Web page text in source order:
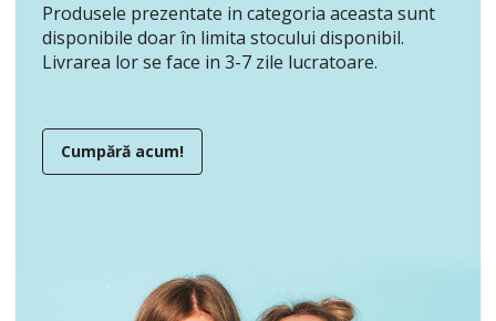
Produsele prezentate in categoria aceasta sunt
disponibile doar în limita stocului disponibil.
Livrarea lor se face in 3-7 zile lucratoare.
Cumpără acum!